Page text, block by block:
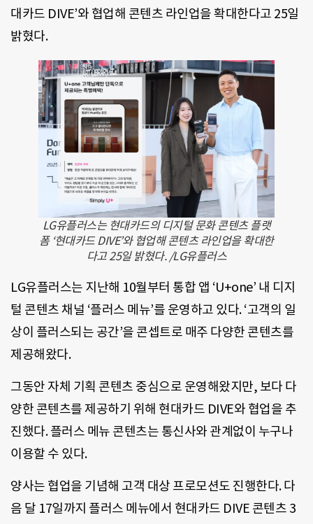
대카드 DIVE’와 협업해 콘텐츠 라인업을 확대한다고 25일
밝혔다.
LG유플러스는 현대카드의 디지털 문화 콘텐츠 플랫
폼 ‘현대카드 DIVE’와 협업해 콘텐츠 라인업을 확대한
다고 25일 밝혔다. /LG유플러스
LG유플러스는 지난해 10월부터 통합 앱 ‘U+one’ 내 디지
털 콘텐츠 채널 ‘플러스 메뉴’를 운영하고 있다. ‘고객의 일
상이 플러스되는 공간’을 콘셉트로 매주 다양한 콘텐츠를
제공해왔다.
그동안 자체 기획 콘텐츠 중심으로 운영해왔지만, 보다 다
양한 콘텐츠를 제공하기 위해 현대카드 DIVE와 협업을 추
진했다. 플러스 메뉴 콘텐츠는 통신사와 관계없이 누구나
이용할 수 있다.
양사는 협업을 기념해 고객 대상 프로모션도 진행한다. 다
음 달 17일까지 플러스 메뉴에서 현대카드 DIVE 콘텐츠 3